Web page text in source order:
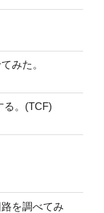
みた。
る。(TCF)
を調べてみ